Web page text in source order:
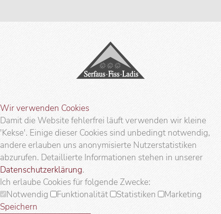
Wir verwenden Cookies
Damit die Website fehlerfrei läuft verwenden wir kleine
'Kekse'. Einige dieser Cookies sind unbedingt notwendig,
andere erlauben uns anonymisierte Nutzerstatistiken
abzurufen. Detaillierte Informationen stehen in unserer
Datenschutzerklärung.
Ich erlaube Cookies für folgende Zwecke:
Notwendig
Funktionalität Statistiken
Marketing
Speichern